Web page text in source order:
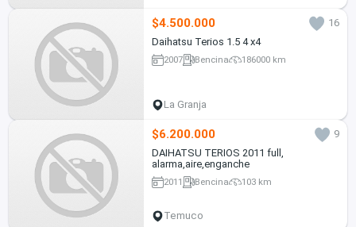
$4.500.000
16
Daihatsu Terios 1.5 4 x4
2007 Bencina 186000 km
La Granja
$6.200.000
9
DAIHATSU TERIOS 2011 full,
alarma,aire,enganche
2011 Bencina 103 km
Temuco